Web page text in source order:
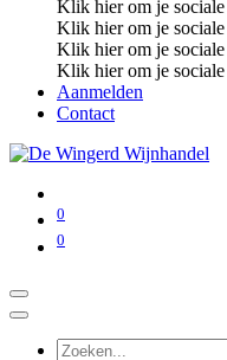
Klik hier om je
Klik hier om je
Klik hier om je
Klik hier om je
Aanmelden
Contact
0
0